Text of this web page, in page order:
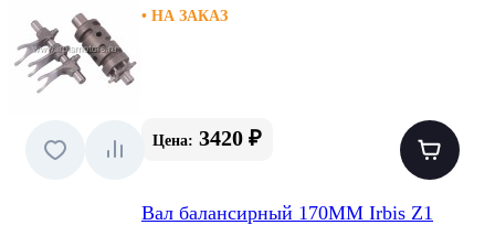
• НА ЗАКАЗ
Цена: 3420 ₽
Вал балансирный 170MM Irbis Z1